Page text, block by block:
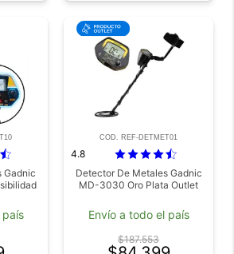
Gadnic
país
COD. REF-DETMET01
4.8
Detector De Metales Gadnic
MD-3030 Oro Plata Outlet
Envío a todo el país
$187.553